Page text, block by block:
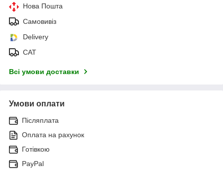
Нова Пошта
Самовивіз
Delivery
САТ
Всі умови доставки
Умови оплати
Післяплата
Оплата на рахунок
Готівкою
PayPal